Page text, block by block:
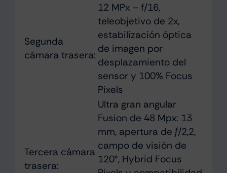
Segunda
cámara trasera:
12 MPx – f/16,
teleobjetivo de 2x,
estabilización óptica
de imagen por
desplazamiento del
sensor y 100% Focus
Pixels
Tercera cámara
trasera:
Ultra gran angular
Fusion de 48 Mpx: 13
mm, apertura de ƒ/2,2,
campo de visión de
120°, Hybrid Focus